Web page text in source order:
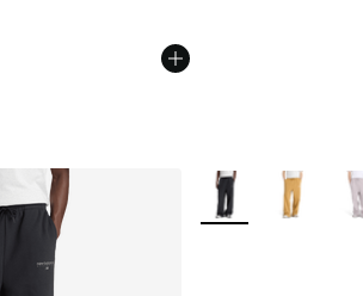
Meer kleuren